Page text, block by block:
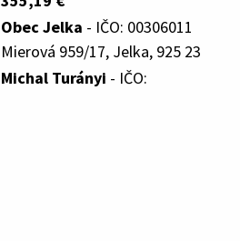
Obec Jelka - IČO: 00306011
Mierová 959/17, Jelka, 925 23
Michal Turányi - IČO: